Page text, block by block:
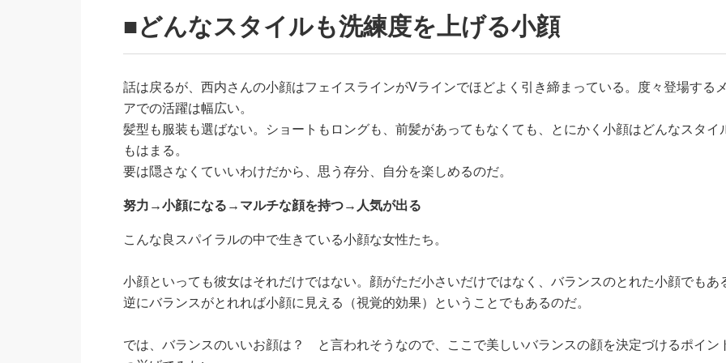
■どんなスタイルも洗練度を上げる小顔
話は戻るが、西内さんの小顔はフェイスラインがVラインでほどよく引き締まっている。度々登場する
アでの活躍は幅広い。
髪型も服装も選ばない。ショートもロングも、前髪があってもなくても、とにかく小顔はどんなスタイ
もはまる。
要は隠さなくていいわけだから、思う存分、自分を楽しめるのだ。
努力→小顔になる→マルチな顔を持つ→人気が出る
こんな良スパイラルの中で生きている小顔な女性たち。
小顔といっても彼女はそれだけではない。顔がただ小さいだけではなく、バランスのとれた小顔でもあ
逆にバランスがとれれば小顔に見える（視覚的効果）ということでもあるのだ。
では、バランスのいいお顔は？ と言われそうなので、ここで美しいバランスの顔を決定づけるポイン